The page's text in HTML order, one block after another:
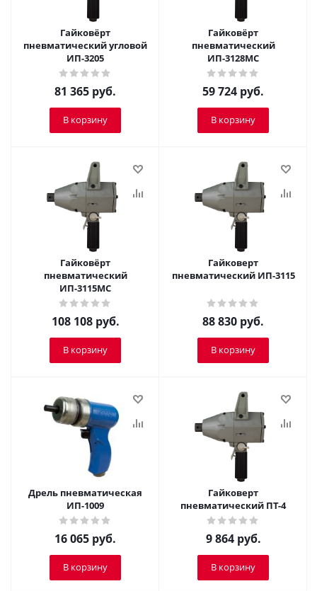
Гайковёрт
пневматический угловой
ИП-3205
81 365 руб.
В корзину
Гайковёрт
пневматический
ИП-3128МС
59 724 руб.
В корзину
Гайковёрт
пневматический
ИП-3115МС
108 108руб.
В корзину
Гайковерт
пневматический ИП-3115
88 830 руб.
В корзину
Дрель пневматическая
ИП-1009
16 065 руб.
В корзину
Гайковерт
пневматический ПТ-4
9 864руб.
В корзину